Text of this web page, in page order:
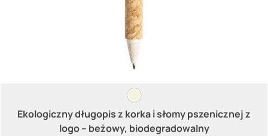
Ekologiczny długopis z korka i słomy pszenicznej z
logo – beżowy, biodegradowalny